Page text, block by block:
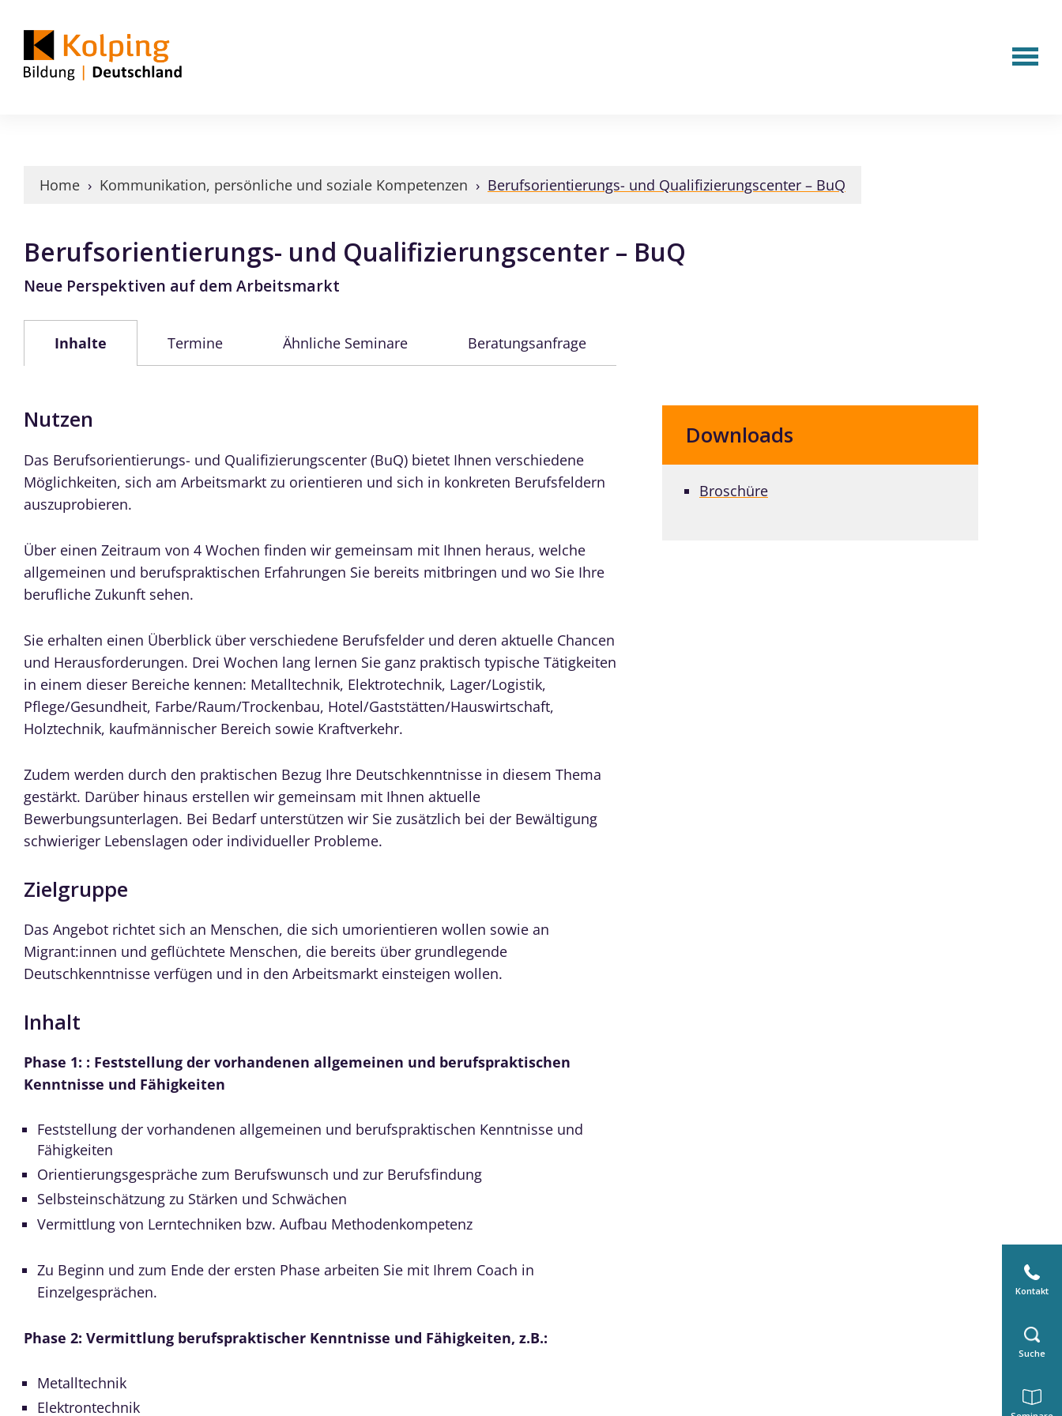
Kontakt
Suche
Home › Kommunikation, persönliche und soziale Kompetenzen › Berufsorientierungs- und Qualifizierungscenter – BuQ
Berufsorientierungs- und Qualifizierungscenter – BuQ
Neue Perspektiven auf dem Arbeitsmarkt
Inhalte Termine Ähnliche Seminare Beratungsanfrage
Nutzen
Das Berufsorientierungs- und Qualifizierungscenter (BuQ) bietet Ihnen verschiedene
Möglichkeiten, sich am Arbeitsmarkt zu orientieren und sich in konkreten Berufsfeldern
auszuprobieren.
Über einen Zeitraum von 4 Wochen finden wir gemeinsam mit Ihnen heraus, welche
allgemeinen und berufspraktischen Erfahrungen Sie bereits mitbringen und wo Sie Ihre
berufliche Zukunft sehen.
Sie erhalten einen Überblick über verschiedene Berufsfelder und deren aktuelle Chancen
und Herausforderungen. Drei Wochen lang lernen Sie ganz praktisch typische Tätigkeiten
in einem dieser Bereiche kennen: Metalltechnik, Elektrotechnik, Lager/Logistik,
Pflege/Gesundheit, Farbe/Raum/Trockenbau, Hotel/Gaststätten/Hauswirtschaft,
Holztechnik, kaufmännischer Bereich sowie Kraftverkehr.
Zudem werden durch den praktischen Bezug Ihre Deutschkenntnisse in diesem Thema
gestärkt. Darüber hinaus erstellen wir gemeinsam mit Ihnen aktuelle
Bewerbungsunterlagen. Bei Bedarf unterstützen wir Sie zusätzlich bei der Bewältigung
schwieriger Lebenslagen oder individueller Probleme.
Zielgruppe
Das Angebot richtet sich an Menschen, die sich umorientieren wollen sowie an
Migrant:innen und geflüchtete Menschen, die bereits über grundlegende
Deutschkenntnisse verfügen und in den Arbeitsmarkt einsteigen wollen.
Inhalt
Phase 1: : Feststellung der vorhandenen allgemeinen und berufspraktischen
Kenntnisse und Fähigkeiten
Feststellung der vorhandenen allgemeinen und berufspraktischen Kenntnisse und
Fähigkeiten
Orientierungsgespräche zum Berufswunsch und zur Berufsfindung
Selbsteinschätzung zu Stärken und Schwächen
Vermittlung von Lerntechniken bzw. Aufbau Methodenkompetenz
Zu Beginn und zum Ende der ersten Phase arbeiten Sie mit Ihrem Coach in
Einzelgesprächen.
Phase 2: Vermittlung berufspraktischer Kenntnisse und Fähigkeiten, z.B.:
Metalltechnik
Elektrontechnik
Downloads
Broschüre